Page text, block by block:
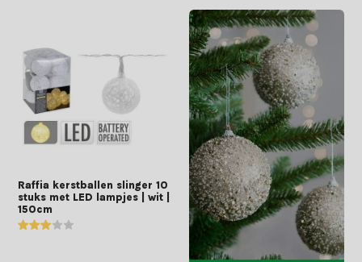
Raffia kerstballen slinger 10
stuks met LED lampjes | wit |
150cm